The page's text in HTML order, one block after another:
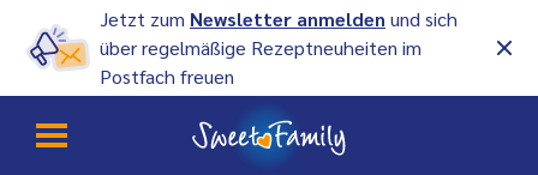
Jetzt zum Newsletter anmelden und sich
über regelmäßige Rezeptneuheiten im
Postfach freuen